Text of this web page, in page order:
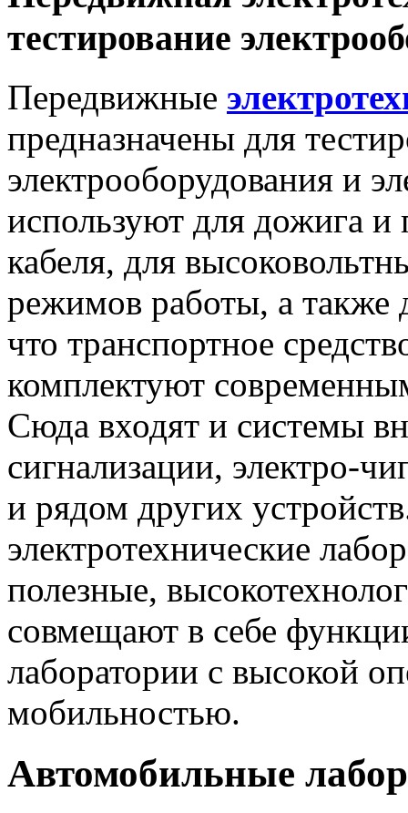
тестирование
Передвижные
предназначены для
электрооборудования и
используют для дожига
кабеля, для
режимов работы, а также
что транспортное
комплектуют
Сюда входят и системы
сигнализации, электро-
и рядом других
электротехнические
полезные,
совмещают в себе
лаборатории с высокой
мобильностью.
Автомобильные